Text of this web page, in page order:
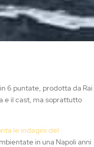
6 puntate, prodotta da Rai
e il cast, ma soprattutto
le indagini del
in una Napoli anni